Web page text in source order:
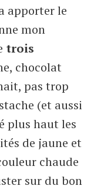
apporter le
mon
trois
chocolat
pas trop
(et aussi
plus haut les
de jaune et
chaude
sur du bon